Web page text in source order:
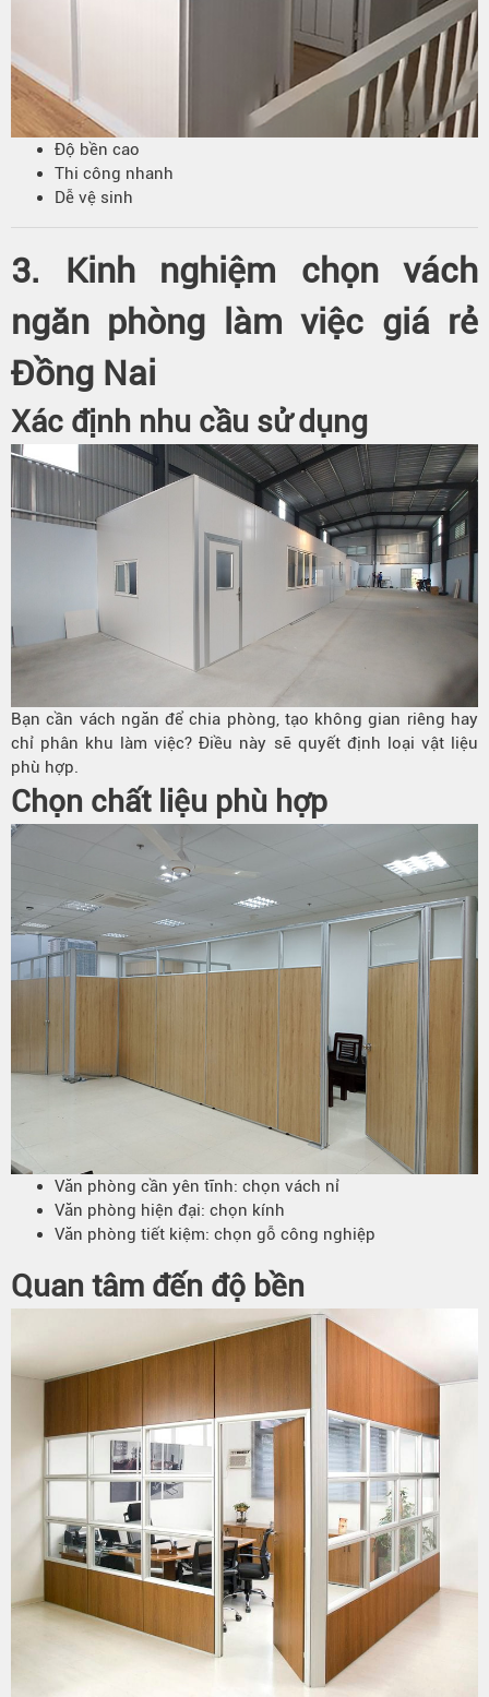
Độ bền cao
Thi công nhanh
Dễ vệ sinh
3. Kinh nghiệm chọn vách
ngăn phòng làm việc giá rẻ
Đồng Nai
Xác định nhu cầu sử dụng
Bạn cần vách ngăn để chia phòng, tạo không gian riêng hay
chỉ phân khu làm việc? Điều này sẽ quyết định loại vật liệu
phù hợp.
Chọn chất liệu phù hợp
Văn phòng cần yên tĩnh: chọn vách nỉ
Văn phòng hiện đại: chọn kính
Văn phòng tiết kiệm: chọn gỗ công nghiệp
Quan tâm đến độ bền